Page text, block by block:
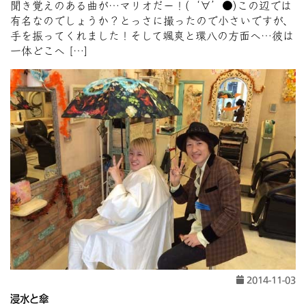
聞き覚えのある曲が…マリオだー！(‘∀’●)この辺では
有名なのでしょうか？とっさに撮ったので小さいですが、
手を振ってくれました！そして颯爽と環八の方面へ…彼は
一体どこへ […]
2014-11-03
浸水と傘